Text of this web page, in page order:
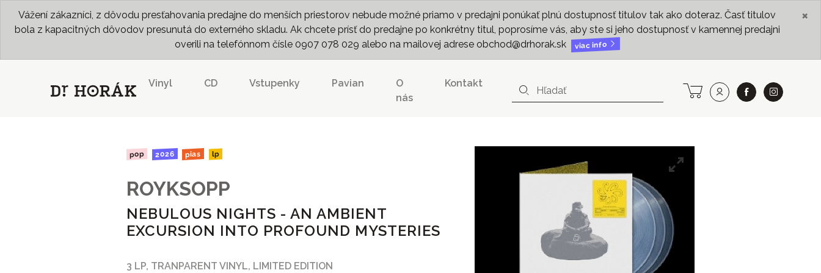
Vážení zákazníci, z dôvodu presťahovania predajne do menších priestorov nebude možné priamo v predajni ponúkať plnú dostupnosť titulov tak ako doteraz. Časť titulov
bola z kapacitných dôvodov presunutá do externého skladu. Ak chcete prísť do predajne po konkrétny titul, poprosíme vás, aby ste si jeho dostupnosť v kamennej predajni
overili na telefónnom čísle 0907 078 029 alebo na mailovej adrese obchod@drhorak.sk
viac info
×
Vinyl CD Vstupenky Pavian
O
nás
Kontakt
pop 2026 pias lp
ROYKSOPP
NEBULOUS NIGHTS - AN AMBIENT
EXCURSION INTO PROFOUND MYSTERIES
3 LP, TRANPARENT VINYL, LIMITED EDITION